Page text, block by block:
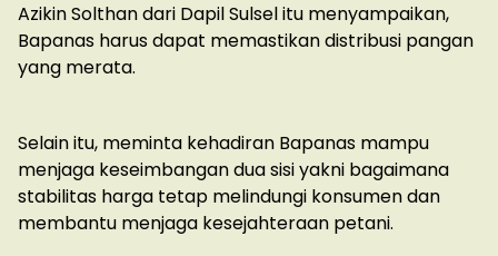
Azikin Solthan dari Dapil Sulsel itu menyampaikan,
Bapanas harus dapat memastikan distribusi pangan
yang merata.
Selain itu, meminta kehadiran Bapanas mampu
menjaga keseimbangan dua sisi yakni bagaimana
stabilitas harga tetap melindungi konsumen dan
membantu menjaga kesejahteraan petani.